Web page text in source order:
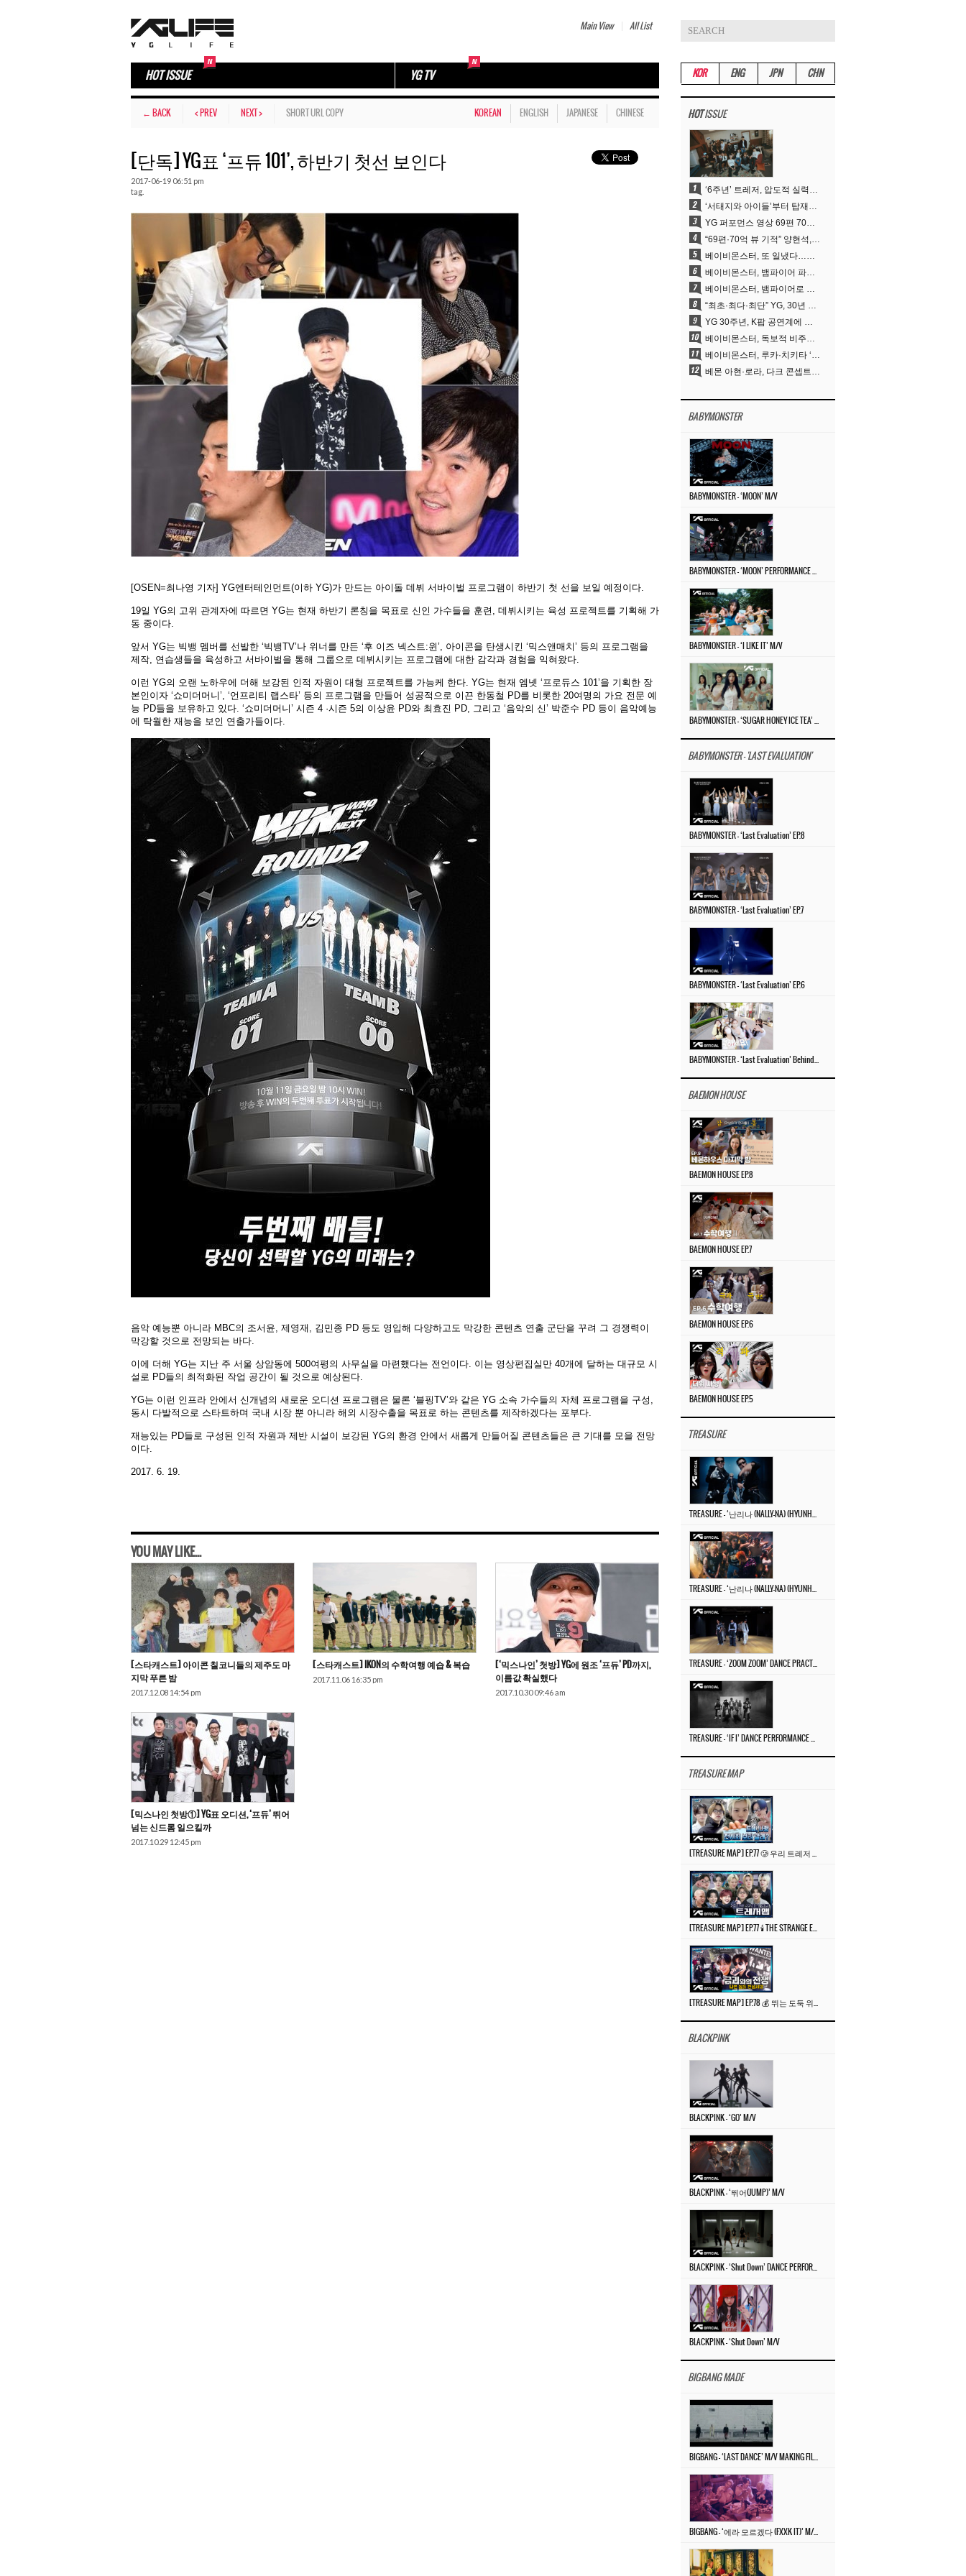
Main View All List
HOT ISSUE YG TV
← BACK < PREV NEXT > SHORT URL COPY KOREAN ENGLISH JAPANESE CHINESE
[단독] YG표 ‘프듀 101’, 하반기 첫선 보인다
2017-06-19 06:51 pm
tag.
[OSEN=최나영 기자] YG엔터테인먼트(이하 YG)가 만드는 아이돌 데뷔 서바이벌 프로그램이 하반기 첫 선을 보일 예정이다.
19일 YG의 고위 관계자에 따르면 YG는 현재 하반기 론칭을 목표로 신인 가수들을 훈련, 데뷔시키는 육성 프로젝트를 기획해 가
동 중이다.
앞서 YG는 빅뱅 멤버를 선발한 ‘빅뱅TV’나 위너를 만든 ‘후 이즈 넥스트:윈’, 아이콘을 탄생시킨 ‘믹스앤매치’ 등의 프로그램을
제작, 연습생들을 육성하고 서바이벌을 통해 그룹으로 데뷔시키는 프로그램에 대한 감각과 경험을 익혀왔다.
이런 YG의 오랜 노하우에 더해 보강된 인적 자원이 대형 프로젝트를 가능케 한다. YG는 현재 엠넷 ‘프로듀스 101’을 기획한 장
본인이자 ‘쇼미더머니’, ‘언프리티 랩스타’ 등의 프로그램을 만들어 성공적으로 이끈 한동철 PD를 비롯한 20여명의 가요 전문 예
능 PD들을 보유하고 있다. ‘쇼미더머니’ 시즌 4 ·시즌 5의 이상윤 PD와 최효진 PD, 그리고 ‘음악의 신’ 박준수 PD 등이 음악예능
에 탁월한 재능을 보인 연출가들이다.
음악 예능뿐 아니라 MBC의 조서윤, 제영재, 김민종 PD 등도 영입해 다양하고도 막강한 콘텐츠 연출 군단을 꾸려 그 경쟁력이
막강할 것으로 전망되는 바다.
이에 더해 YG는 지난 주 서울 상암동에 500여평의 사무실을 마련했다는 전언이다. 이는 영상편집실만 40개에 달하는 대규모 시
설로 PD들의 최적화된 작업 공간이 될 것으로 예상된다.
YG는 이런 인프라 안에서 신개념의 새로운 오디션 프로그램은 물론 ‘블핑TV’와 같은 YG 소속 가수들의 자체 프로그램을 구성,
동시 다발적으로 스타트하며 국내 시장 뿐 아니라 해외 시장수출을 목표로 하는 콘텐츠를 제작하겠다는 포부다.
재능있는 PD들로 구성된 인적 자원과 제반 시설이 보강된 YG의 환경 안에서 새롭게 만들어질 콘텐츠들은 큰 기대를 모을 전망
이다.
2017. 6. 19.
YOU MAY LIKE...
[스타캐스트] 아이콘 칠코니들의 제주도 마
지막 푸른 밤
2017.12.08 14:54 pm
[스타캐스트] IKON의 수학여행 예습 & 복습
2017.11.06 16:35 pm
[‘믹스나인’ 첫방] YG에 원조 ‘프듀’ PD까지,
이름값 확실했다
2017.10.30 09:46 am
[믹스나인 첫방①] YG표 오디션, ‘프듀’ 뛰어
넘는 신드롬 일으킬까
2017.10.29 12:45 pm
KOR ENG JPN CHN
HOTISSUE
‘6주년’ 트레저, 압도적 실력으로 증명한 ‘YG의 보물’ 진가
‘서태지와 아이들’부터 탑재한 안무DNA…양현석, YG 퍼포먼스 비디오 70억 뷰 신화의 시작
YG 퍼포먼스 영상 69편 70억뷰…양현석 제작 철학 통했다
“69편·70억 뷰 기적” 양현석, YG 퍼포먼스 비디오 100% 직접 만든 이유
베이비몬스터, 또 일냈다…유튜브 월드와이드 1위
베이비몬스터, 뱀파이어 파격 변신..유튜브 트렌딩 1위 직행
베이비몬스터, 뱀파이어로 변신…‘MOON’으로 찍은 3개월 프로젝트
“최초·최다·최단” YG, 30년 뚝심이 빚어낸 K팝 투어의 새 지평
YG 30주년, K팝 공연계에 어떤 것을 남겼나
베이비몬스터, 독보적 비주얼과 압도적 소화력..’MOON’
베이비몬스터, 루카·치키타 ‘문’ 비주얼 공개…절제된 카리스마·유니크 비주얼
베몬 아현·로라, 다크 콘셉트 완벽 소화…’문’ 비주얼 포토 공개
BABYMONSTER
BABYMONSTER – ‘MOON’ M/V
BABYMONSTER – ‘I LIKE IT’ M/V
BABYMONSTER - 'LAST EVALUATION'
BABYMONSTER – ‘Last Evaluation’ EP.8
BABYMONSTER – ‘Last Evaluation’ EP.7
BABYMONSTER – ‘Last Evaluation’ EP.6
BAEMON HOUSE
BAEMON HOUSE EP.8
BAEMON HOUSE EP.7
BAEMON HOUSE EP.6
BAEMON HOUSE EP.5
TREASURE
TREASURE MAP
BLACKPINK
BLACKPINK – ‘GO’ M/V
BLACKPINK – ‘뛰어(JUMP)’ M/V
BLACKPINK – ‘Shut Down’ M/V
BIGBANG MADE